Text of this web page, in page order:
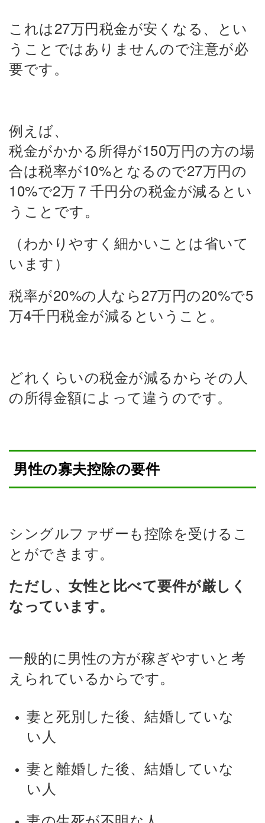
これは27万円税金が安くなる、とい
うことではありませんので注意が必
要です。
例えば、
税金がかかる所得が150万円の方の場
合は税率が10%となるので27万円の
10%で2万７千円分の税金が減るとい
うことです。
（わかりやすく細かいことは省いて
います）
税率が20%の人なら27万円の20%で5
万4千円税金が減るということ。
どれくらいの税金が減るからその人
の所得金額によって違うのです。
男性の寡夫控除の要件
シングルファザーも控除を受けるこ
とができます。
ただし、女性と比べて要件が厳しく
なっています。
一般的に男性の方が稼ぎやすいと考
えられているからです。
妻と死別した後、結婚していな
い人
妻と離婚した後、結婚していな
い人